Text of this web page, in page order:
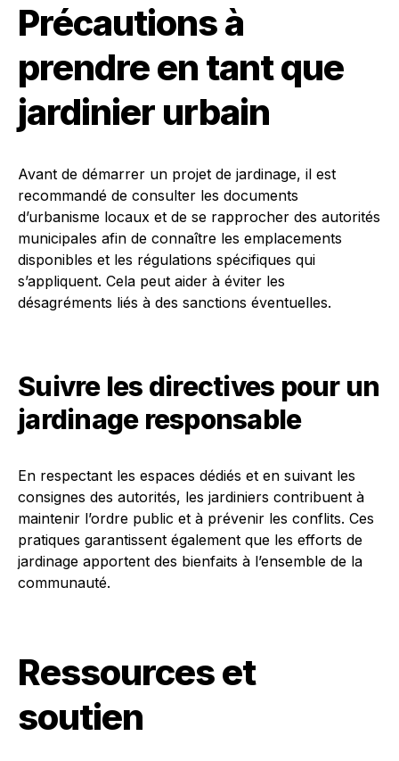
Précautions à
prendre en tant que
jardinier urbain
Avant de démarrer un projet de jardinage, il est
recommandé de consulter les documents
d’urbanisme locaux et de se rapprocher des autorités
municipales afin de connaître les emplacements
disponibles et les régulations spécifiques qui
s’appliquent. Cela peut aider à éviter les
désagréments liés à des sanctions éventuelles.
Suivre les directives pour un
jardinage responsable
En respectant les espaces dédiés et en suivant les
consignes des autorités, les jardiniers contribuent à
maintenir l’ordre public et à prévenir les conflits. Ces
pratiques garantissent également que les efforts de
jardinage apportent des bienfaits à l’ensemble de la
communauté.
Ressources et
soutien